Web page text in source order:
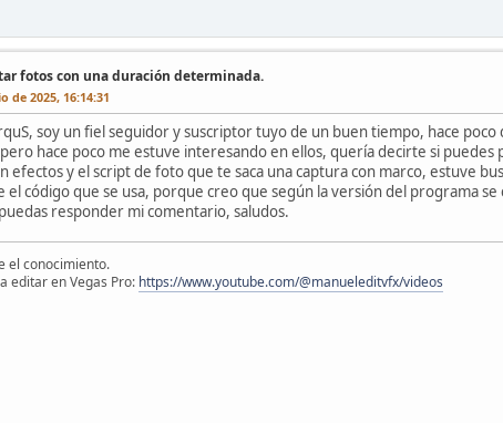
fotos con una duración determinada.
de 2025, 16:14:31
soy un fiel seguidor y suscriptor tuyo de un buen tiempo, hace poco
hace poco me estuve interesando en ellos, quería decirte si puedes
efectos y el script de foto que te saca una captura con marco, estuve
el código que se usa, porque creo que según la versión del programa se
responder mi comentario, saludos.
el conocimiento.
editar en Vegas Pro: https://www.youtube.com/@manueleditvfx/videos